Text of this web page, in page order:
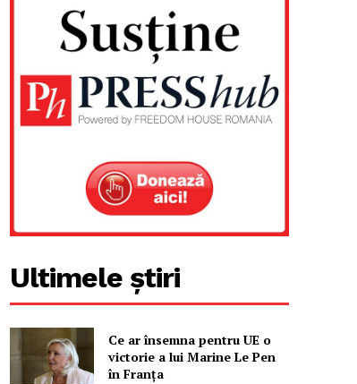
Ultimele știri
Ce ar însemna pentru UE o
victorie a lui Marine Le Pen
în Franța